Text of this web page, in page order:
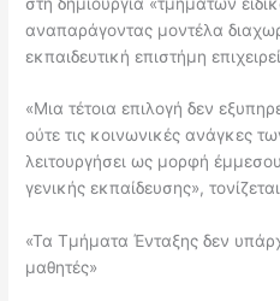
αναπαράγοντας μοντέλα
εκπαιδευτική επιστήμη
«Μια τέτοια επιλογή δεν
ούτε τις κοινωνικές ανάγκες
λειτουργήσει ως μορφή
γενικής εκπαίδευσης»,
«Τα Τμήματα Ένταξης δεν
μαθητές»